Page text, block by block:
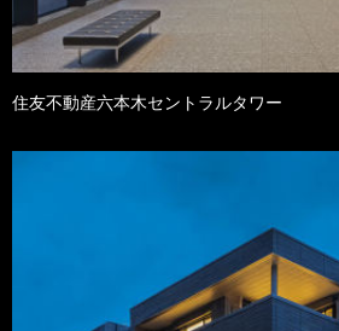
住友不動産六本木セントラルタワー